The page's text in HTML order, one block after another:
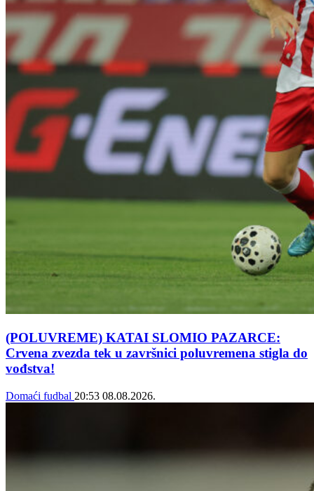
(POLUVREME) KATAI SLOMIO PAZARCE:
Crvena zvezda tek u završnici poluvremena stigla do
vođstva!
Domaći fudbal 20:53 08.08.2026.